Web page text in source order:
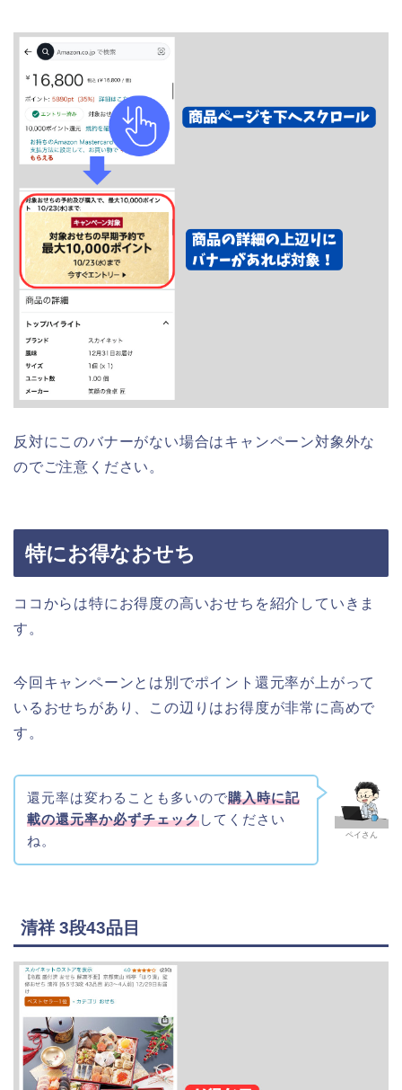
反対にこのバナーがない場合はキャンペーン対象外な
のでご注意ください。
特にお得なおせち
ココからは特にお得度の高いおせちを紹介していきま
す。
今回キャンペーンとは別でポイント還元率が上がって
いるおせちがあり、この辺りはお得度が非常に高めで
す。
ペイさん
還元率は変わることも多いので購入時に記
載の還元率か必ずチェックしてください
ね。
清祥 3段43品目